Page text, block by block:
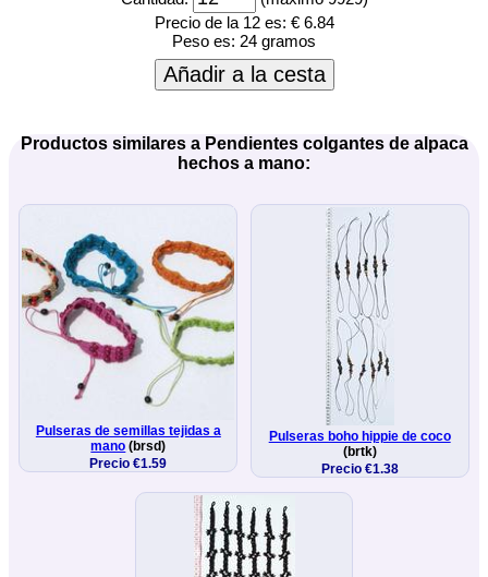
Precio de la 12 es: € 6.84
Peso es: 24 gramos
Añadir a la cesta
Productos similares a Pendientes colgantes de alpaca
hechos a mano:
Pulseras de semillas tejidas a
mano (brsd)
Precio €1.59
Pulseras boho hippie de coco
(brtk)
Precio €1.38